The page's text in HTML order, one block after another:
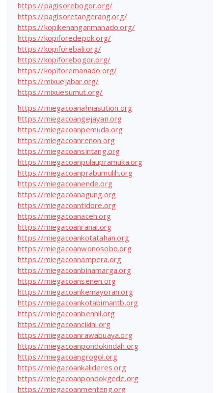
https://pagisorebogor.org/
https://pagisoretangerang.org/
https://kopikenanganmanado.org/
https://kopiforedepok.org/
https://kopiforebali.org/
https://kopiforebogor.org/
https://kopiforemanado.org/
https://mixuejabar.org/
https://mixuesumut.org/
https://miegacoanahnasution.org
https://miegacoangejayan.org
https://miegacoanpemuda.org
https://miegacoanrenon.org
https://miegacoansintang.org
https://miegacoanpulaupramuka.org
https://miegacoanprabumulih.org
https://miegacoanende.org
https://miegacoanagung.org
https://miegacoantidore.org
https://miegacoanaceh.org
https://miegacoanranai.org
https://miegacoankotatahan.org
https://miegacoanwonosobo.org
https://miegacoanampera.org
https://miegacoanbinamarga.org
https://miegacoansenen.org
https://miegacoankemayoran.org
https://miegacoankotabimantb.org
https://miegacoanbenhil.org
https://miegacoancikini.org
https://miegacoanrawabuaya.org
https://miegacoanpondokindah.org
https://miegacoangrogol.org
https://miegacoankalideres.org
https://miegacoanpondokgede.org
https://miegacoanmenteng.org